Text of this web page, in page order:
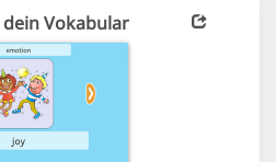
Vokabular